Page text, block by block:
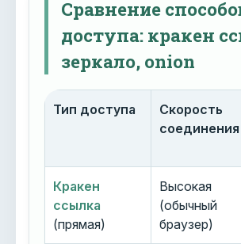
Сравнение
доступа: кракен
зеркало, onion
Тип доступа
Скорость
соединения
Кракен
ссылка
(прямая)
Высокая
(обычный
браузер)